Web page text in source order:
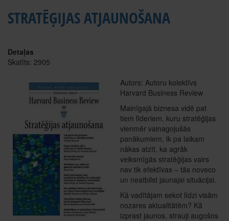
STRATĒĢIJAS ATJAUNOŠANA
Detaļas
Skatīts: 2905
Autors: Autoru kolektīvs
Harvard Business Review
Mainīgajā biznesa vidē pat
tiem līderiem, kuru stratēģijas
vienmēr vainagojušās
panākumiem, ik pa laikam
nākas atzīt, ka agrāk
veiksmīgās stratēģijas vairs
nav tik efektīvas – tās noveco
un neatbilst jaunajai situācijai.
Kā vadītājam sekot līdzi visām
nozares aktualitātēm? Kā
izprast jaunos, strauji augošos